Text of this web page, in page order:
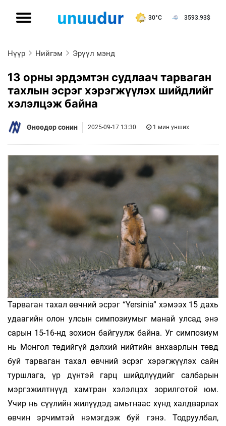
30°C 3593.93$
Нүүр Нийгэм Эрүүл мэнд
13 орны эрдэмтэн судлаач тарваган
тахлын эсрэг хэрэгжүүлэх шийдлийг
хэлэлцэж байна
Өнөөдөр сонин 2025-09-17 13:30 1 мин унших
Тарваган тахал өвчний эсрэг “Yersinia” хэмээх 15 дахь
удаагийн олон улсын симпозиумыг манай улсад энэ
сарын 15-16-нд зохион байгуулж байна. Уг симпозиум
нь Монгол төдийгүй дэлхий нийтийн анхаарлын төвд
буй тарваган тахал өвчний эсрэг хэрэгжүүлэх сайн
туршлага, үр дүнтэй гарц шийдлүүдийг салбарын
мэргэжилтнүүд хамтран хэлэлцэх зорилготой юм.
Учир нь сүүлийн жилүүдэд амьтнаас хүнд халдварлах
өвчин эрчимтэй нэмэгдэж буй гэнэ. Тодруулбал,